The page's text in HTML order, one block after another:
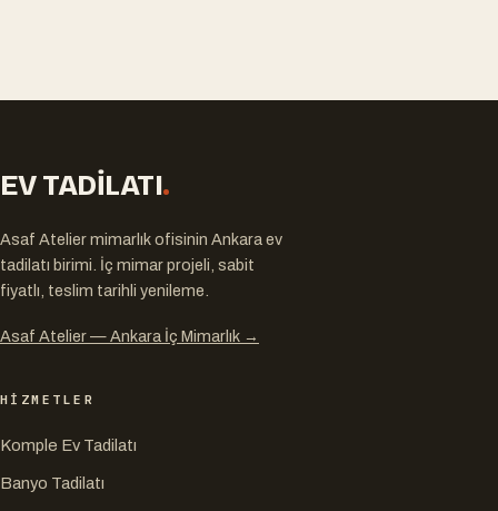
EV TADİLATI.
Asaf Atelier mimarlık ofisinin Ankara ev
tadilatı birimi. İç mimar projeli, sabit
fiyatlı, teslim tarihli yenileme.
Asaf Atelier — Ankara İç Mimarlık →
HIZMETLER
Komple Ev Tadilatı
Banyo Tadilatı